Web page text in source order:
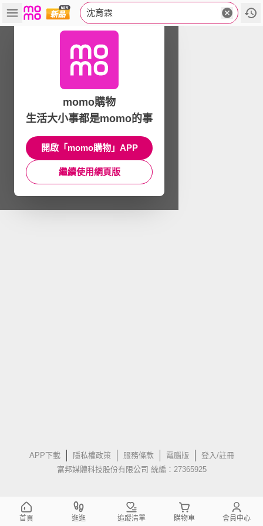
沈育霖
APP下載 隱私權政策 服務條款 電腦版
登入/註冊
富邦媒體科技股份有限公司 統編：27365925
momo購物
生活大小事都是momo的事
開啟「momo購物」APP
繼續使用網頁版
首頁 逛逛 追蹤清單 購物車 會員中心